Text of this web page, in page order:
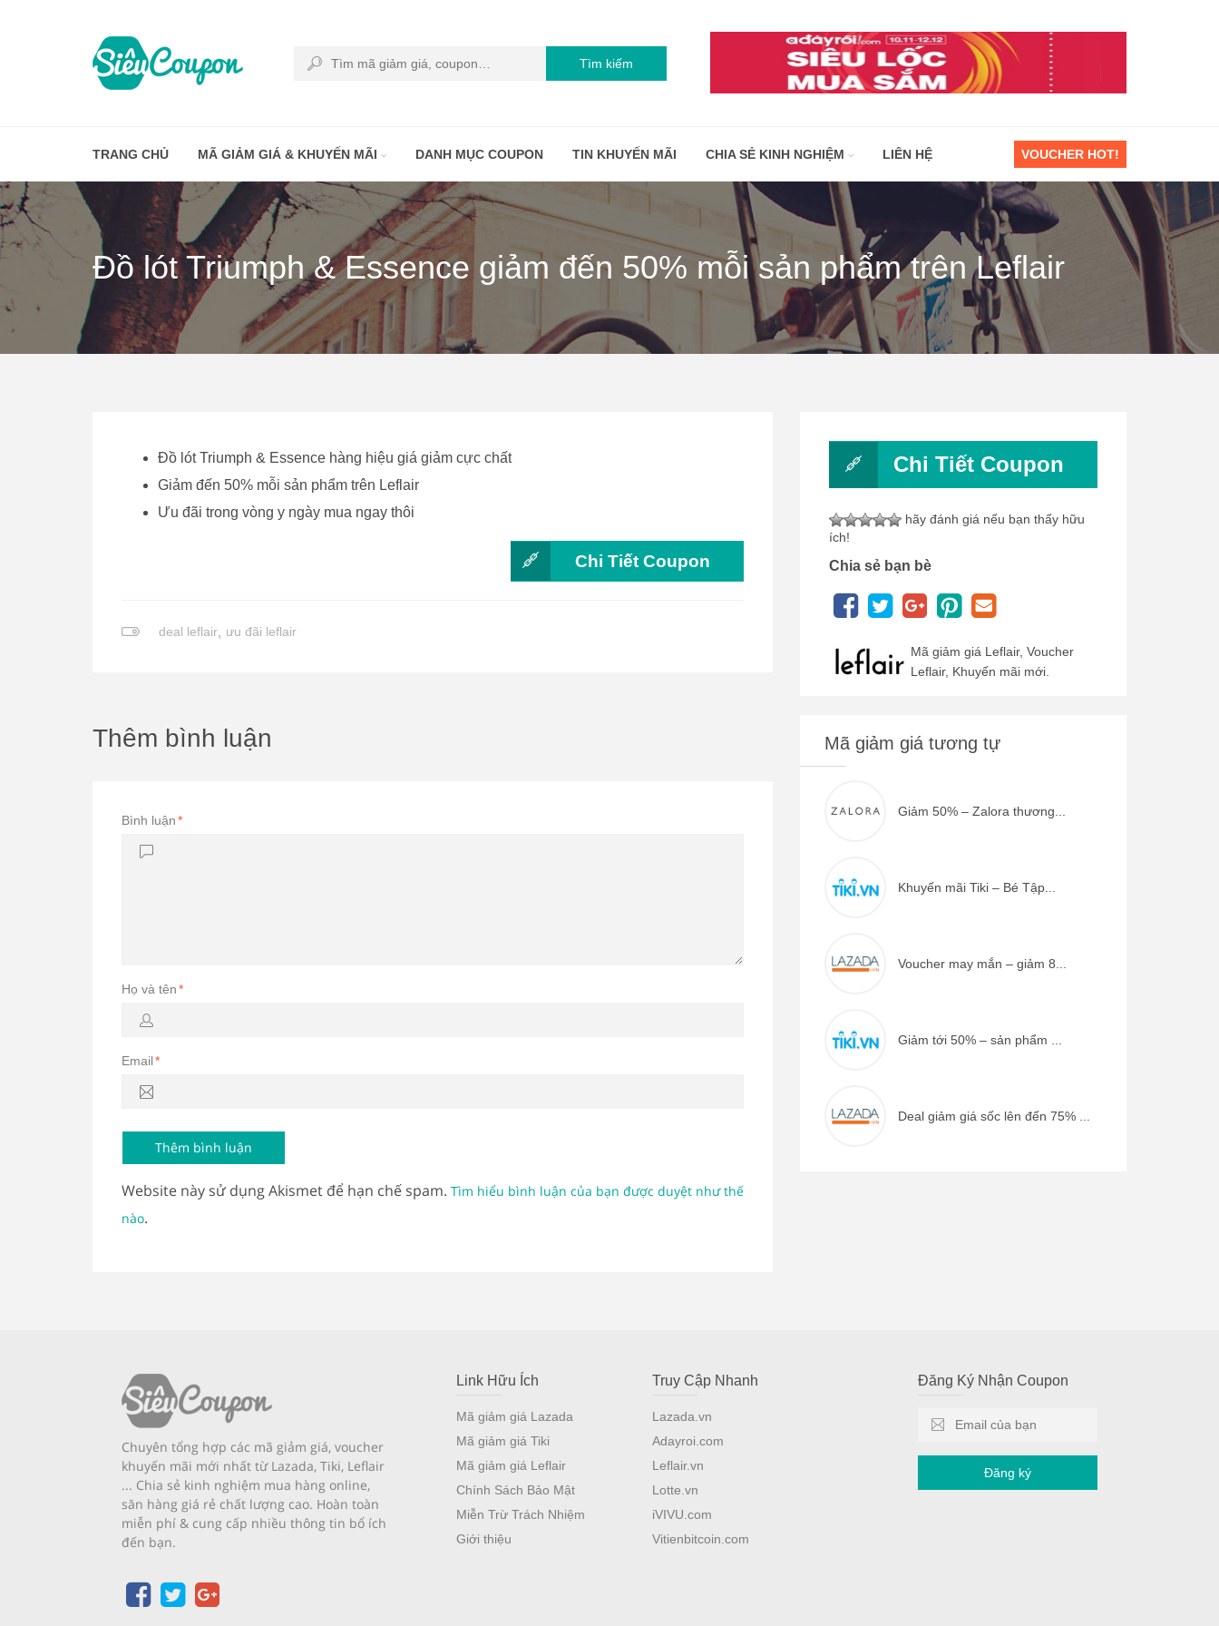
Tìm kiếm
TRANG CHỦ MÃ GIẢM GIÁ & KHUYẾN MÃI DANH MỤC COUPON TIN KHUYẾN MÃI CHIA SẺ KINH NGHIỆM LIÊN HỆ VOUCHER HOT!
Đồ lót Triumph & Essence giảm đến 50% mỗi sản phẩm trên Leflair
Đồ lót Triumph & Essence hàng hiệu giá giảm cực chất
Giảm đến 50% mỗi sản phẩm trên Leflair
Ưu đãi trong vòng y ngày mua ngay thôi
Chi Tiết Coupon
deal leflair, ưu đãi leflair
Thêm bình luận
Bình luận*
Họ và tên*
Email*
Website này sử dụng Akismet để hạn chế spam. Tìm hiểu bình luận của bạn được duyệt như thế
nào.
Chi Tiết Coupon
hãy đánh giá nếu bạn thấy hữu
ích!
Chia sẻ bạn bè
Mã giảm giá Leflair, Voucher
Leflair, Khuyến mãi mới.
Mã giảm giá tương tự
Giảm 50% – Zalora thương...
Khuyến mãi Tiki – Bé Tập...
Voucher may mắn – giảm 8...
Giảm tới 50% – sản phẩm ...
Deal giảm giá sốc lên đến 75% ...
Chuyên tổng hợp các mã giảm giá, voucher
khuyến mãi mới nhất từ Lazada, Tiki, Leflair
... Chia sẻ kinh nghiệm mua hàng online,
săn hàng giá rẻ chất lượng cao. Hoàn toàn
miễn phí & cung cấp nhiều thông tin bổ ích
đến bạn.
Link Hữu Ích
Mã giảm giá Lazada
Mã giảm giá Tiki
Mã giảm giá Leflair
Chính Sách Bảo Mật
Miễn Trừ Trách Nhiệm
Giới thiệu
Truy Cập Nhanh
Lazada.vn
Adayroi.com
Leflair.vn
Lotte.vn
iVIVU.com
Vitienbitcoin.com
Đăng Ký Nhận Coupon
Đăng ký